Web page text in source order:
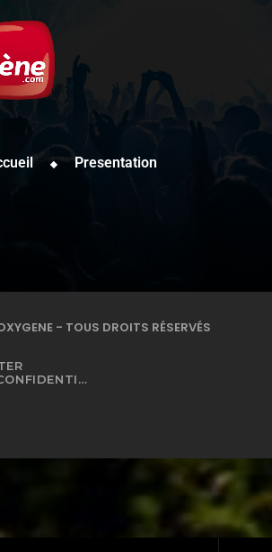
Presentation
- TOUS DROITS RÉSERVÉS
POLITIQUE DE CONFIDENTIALITÉ